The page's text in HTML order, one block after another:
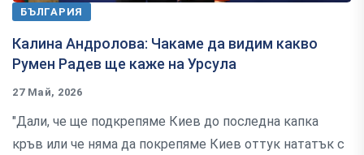
БЪЛГАРИЯ
Калина Андролова: Чакаме да видим какво
Румен Радев ще каже на Урсула
27 Май, 2026
"Дали, че ще подкрепяме Киев до последна капка
кръв или че няма да покрепяме Киев оттук нататък с